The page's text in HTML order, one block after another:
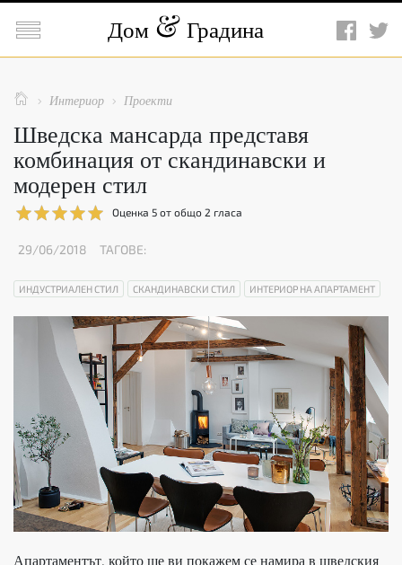
 Дом Градина
  Интериор  Проекти
Шведска мансарда представя
комбинация от скандинавски и
модерен стил
Оценка 5 от общо 2 гласа
29/06/2018 ТАГОВЕ:
ИНДУСТРИАЛЕН СТИЛ СКАНДИНАВСКИ СТИЛ ИНТЕРИОР НА АПАРТАМЕНТ
Апартаментът, който ще ви покажем се намира в шведския